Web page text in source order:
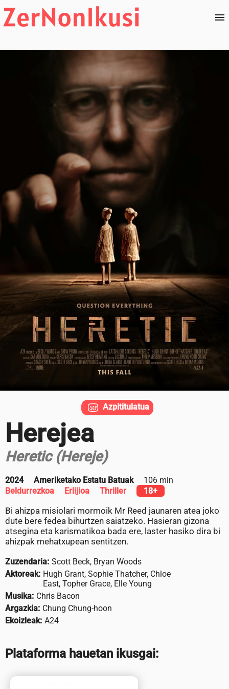
Herejea
Heretic (Hereje)
2024 Ameriketako Estatu Batuak
106 min
Beldurrezkoa
Erlijioa Thriller 18+
Bi ahizpa misiolari mormoik Mr Reed jaunaren atea joko
dute bere fedea bihurtzen saiatzeko. Hasieran gizona
atsegina eta karismatikoa bada ere, laster hasiko dira bi
ahizpak mehatxupean sentitzen.
Zuzendaria: Scott Beck, Bryan Woods
Aktoreak: Hugh Grant, Sophie Thatcher, Chloe
East, Topher Grace, Elle Young
Musika: Chris Bacon
Argazkia: Chung Chung-hoon
Ekoizleak: A24
Plataforma hauetan ikusgai:
Azpititulatua